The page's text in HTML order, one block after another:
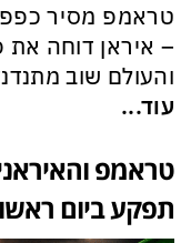
טראמפ מסיר
– איראן דוחה את
והעולם שוב
עוד...
טראמפ
תפקע ביום